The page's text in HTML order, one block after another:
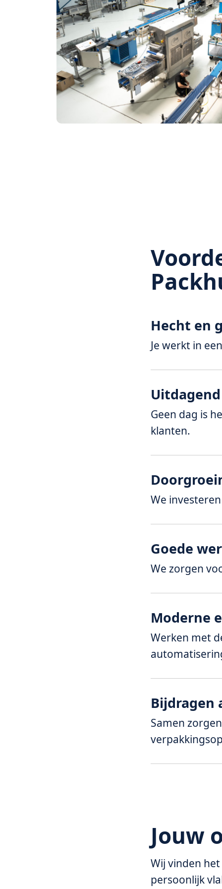
Hecht en
Je werkt in
Geen dag is
klanten.
We
Goede
We zorgen
Moderne
Werken met
Bijdragen
Samen
Jouw
Wij vinden
persoonlijk